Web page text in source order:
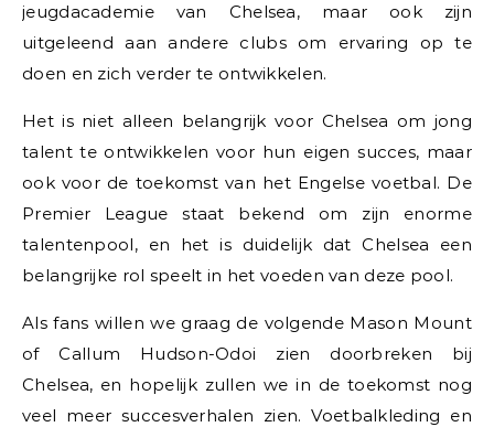
jeugdacademie van Chelsea, maar ook zijn
uitgeleend aan andere clubs om ervaring op te
doen en zich verder te ontwikkelen.
Het is niet alleen belangrijk voor Chelsea om jong
talent te ontwikkelen voor hun eigen succes, maar
ook voor de toekomst van het Engelse voetbal. De
Premier League staat bekend om zijn enorme
talentenpool, en het is duidelijk dat Chelsea een
belangrijke rol speelt in het voeden van deze pool.
Als fans willen we graag de volgende Mason Mount
of Callum Hudson-Odoi zien doorbreken bij
Chelsea, en hopelijk zullen we in de toekomst nog
veel meer succesverhalen zien. Voetbalkleding en